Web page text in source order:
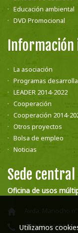
Educación ambiental
DVD Promocional
Información
La asociación
Programas
LEADER 2014-2022
Cooperación
Cooperación 2014-
Otros proyectos
Bolsa de empleo
Noticias
Sede central
Oficina de usos
Avda. Manocho
987 58 16 66
Utilizamos